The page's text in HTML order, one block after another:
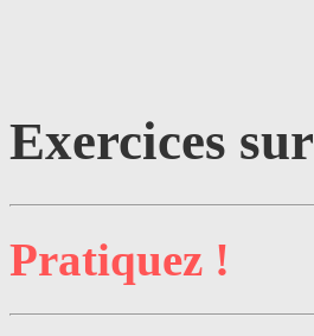
Exercices
Pratiquez !